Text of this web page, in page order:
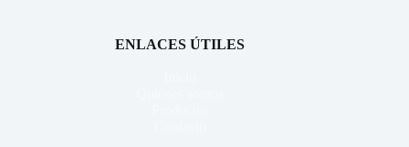
ENLACES ÚTILES